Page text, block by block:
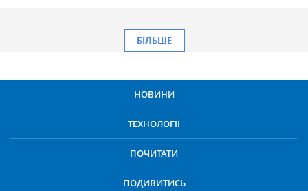
БІЛЬШЕ
НОВИНИ
ТЕХНОЛОГІЇ
ПОЧИТАТИ
ПОДИВИТИСЬ